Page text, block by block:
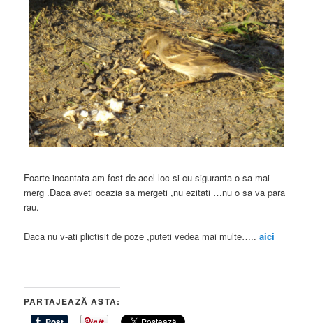
Foarte incantata am fost de acel loc si cu siguranta o sa mai
merg .Daca aveti ocazia sa mergeti ,nu ezitati …nu o sa va para
rau.
Daca nu v-ati plictisit de poze ,puteti vedea mai multe….. aici
PARTAJEAZĂ ASTA: